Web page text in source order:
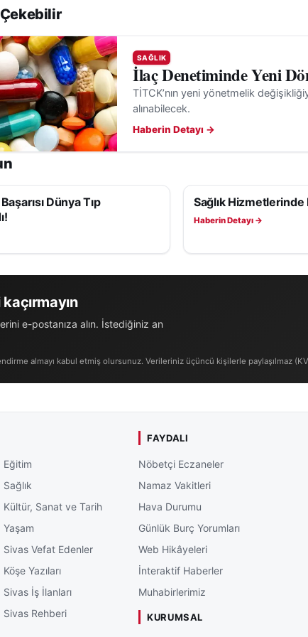
SAĞLIK
İlaç Denetiminde Yeni
TİTCK’nın yeni yönetmelik
alınabilecek.
Haberin Detayı →
Dünya Tıp
SAĞLIK
Sağlık
Haberin Detayı →
e-postanıza alın. İstediğiniz an
almayı kabul etmiş olursunuz. Verileriniz üçüncü kişilerle paylaşılmaz
Eğitim
Sağlık
Kültür, Sanat ve Tarih
Yaşam
Sivas Vefat Edenler
Köşe Yazıları
Sivas İş İlanları
Sivas Rehberi
FAYDALI
Nöbetçi Eczaneler
Namaz Vakitleri
Hava Durumu
Günlük Burç Yorumları
Web Hikâyeleri
İnteraktif Haberler
Muhabirlerimiz
KURUMSAL